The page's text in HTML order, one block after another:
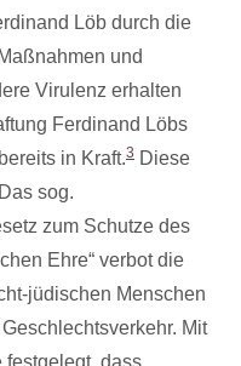
Löb durch die
und
Virulenz erhalten
Ferdinand Löbs
in Kraft.3 Diese
sog.
zum Schutze des
Ehre“ verbot die
jüdischen Menschen
Mit
festgelegt, dass